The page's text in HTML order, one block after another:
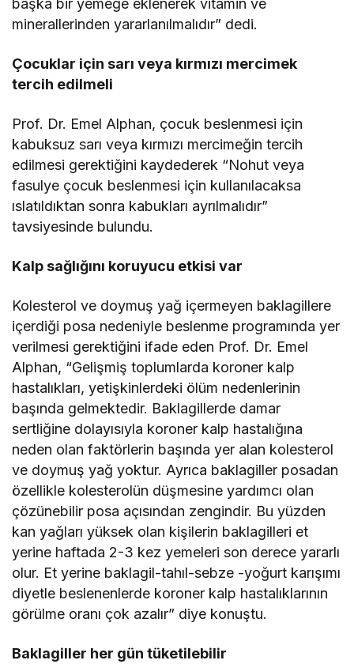
başka bir yemeğe eklenerek vitamin ve
minerallerinden yararlanılmalıdır” dedi.
Çocuklar için sarı veya kırmızı mercimek
tercih edilmeli
Prof. Dr. Emel Alphan, çocuk beslenmesi için
kabuksuz sarı veya kırmızı mercimeğin tercih
edilmesi gerektiğini kaydederek “Nohut veya
fasulye çocuk beslenmesi için kullanılacaksa
ıslatıldıktan sonra kabukları ayrılmalıdır”
tavsiyesinde bulundu.
Kalp sağlığını koruyucu etkisi var
Kolesterol ve doymuş yağ içermeyen baklagillere
içerdiği posa nedeniyle beslenme programında yer
verilmesi gerektiğini ifade eden Prof. Dr. Emel
Alphan, “Gelişmiş toplumlarda koroner kalp
hastalıkları, yetişkinlerdeki ölüm nedenlerinin
başında gelmektedir. Baklagillerde damar
sertliğine dolayısıyla koroner kalp hastalığına
neden olan faktörlerin başında yer alan kolesterol
ve doymuş yağ yoktur. Ayrıca baklagiller posadan
özellikle kolesterolün düşmesine yardımcı olan
çözünebilir posa açısından zengindir. Bu yüzden
kan yağları yüksek olan kişilerin baklagilleri et
yerine haftada 2-3 kez yemeleri son derece yararlı
olur. Et yerine baklagil-tahıl-sebze -yoğurt karışımı
diyetle beslenenlerde koroner kalp hastalıklarının
görülme oranı çok azalır” diye konuştu.
Baklagiller her gün tüketilebilir